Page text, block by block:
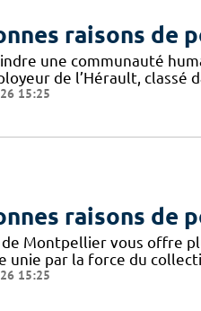
raisons de
une communauté
de l’Hérault, classé
15:25
raisons de
de Montpellier vous offre
unie par la force du
15:25